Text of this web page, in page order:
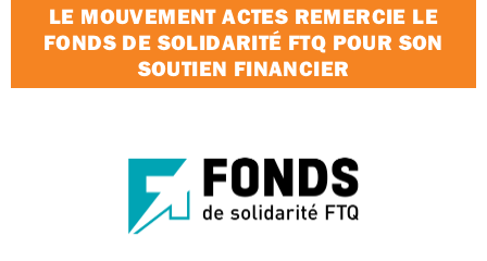
LE MOUVEMENT ACTES REMERCIE LE
FONDS DE SOLIDARITÉ FTQ POUR SON
SOUTIEN FINANCIER